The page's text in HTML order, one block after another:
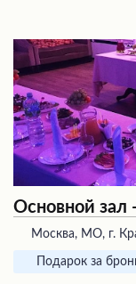
Основной зал
Москва, МО, г.
Подарок за